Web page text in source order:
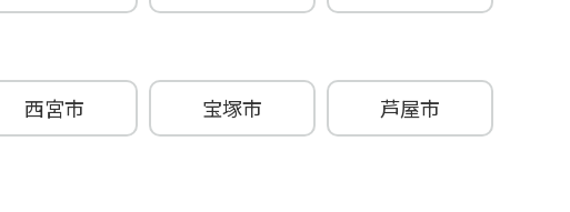
西宮市 宝塚市 芦屋市